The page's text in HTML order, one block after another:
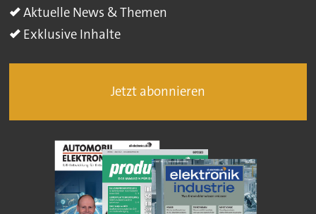
Aktuelle News & Themen
Exklusive Inhalte
Jetzt abonnieren